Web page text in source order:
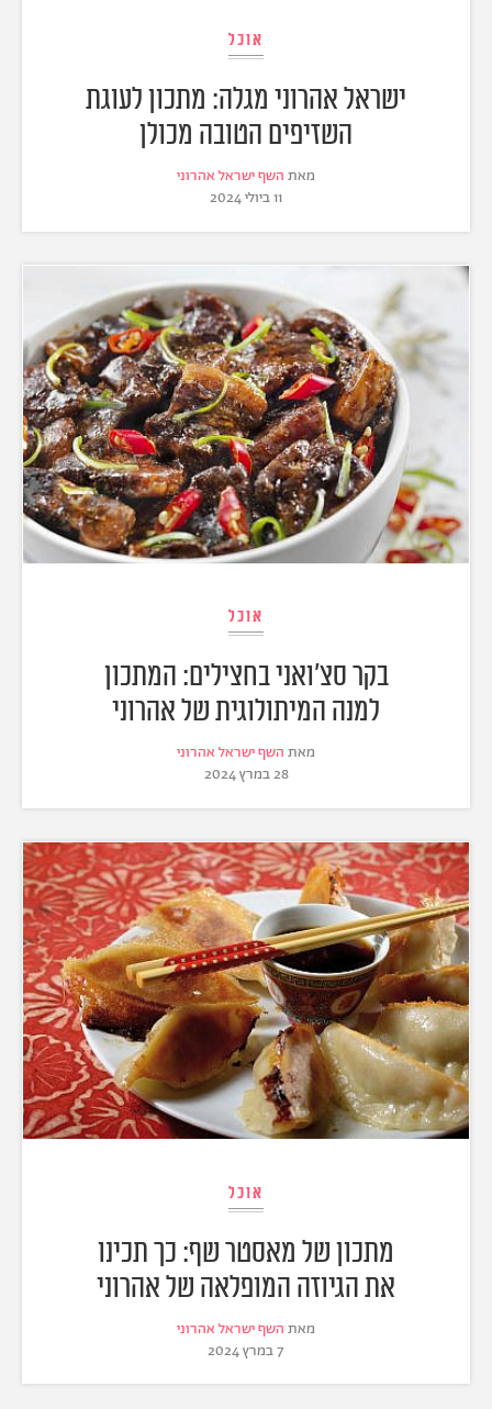
אוכל
ישראל אהרוני מגלה: מתכון לעוגת
השזיפים הטובה מכולן
מאת השף ישראל אהרוני
11 ביולי 2024
אוכל
בקר סצ'ואני בחצילים: המתכון
למנה המיתולוגית של אהרוני
מאת השף ישראל אהרוני
28 במרץ 2024
אוכל
מתכון של מאסטר שף: כך תכינו
את הגיוזה המופלאה של אהרוני
מאת השף ישראל אהרוני
7 במרץ 2024